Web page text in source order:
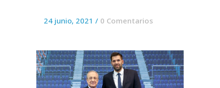
24 junio, 2021 / 0 Comentarios